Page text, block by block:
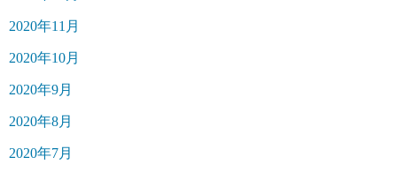
2020年11月
2020年10月
2020年9月
2020年8月
2020年7月